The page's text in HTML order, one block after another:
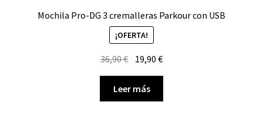
Mochila Pro-DG 3 cremalleras Parkour con USB
¡OFERTA!
36,90€ El
original
era:
19,90€El
es:
Leer más